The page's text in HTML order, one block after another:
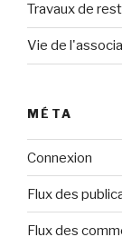
Travaux de
Vie de
MÉTA
Connexion
Flux des
Flux des